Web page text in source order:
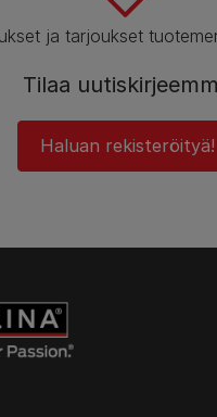
ja tarjoukset
Tilaa
Haluan rekisteröityä!